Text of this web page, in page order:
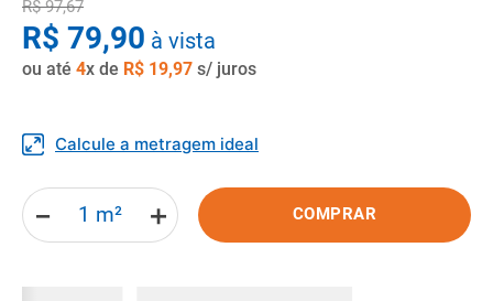
R$ 97,67
R$ 79,90 à vista
ou até 4x de R$ 19,97 s/ juros
Calcule a metragem ideal
＋
－ COMPRAR
8º pisos
9º porta